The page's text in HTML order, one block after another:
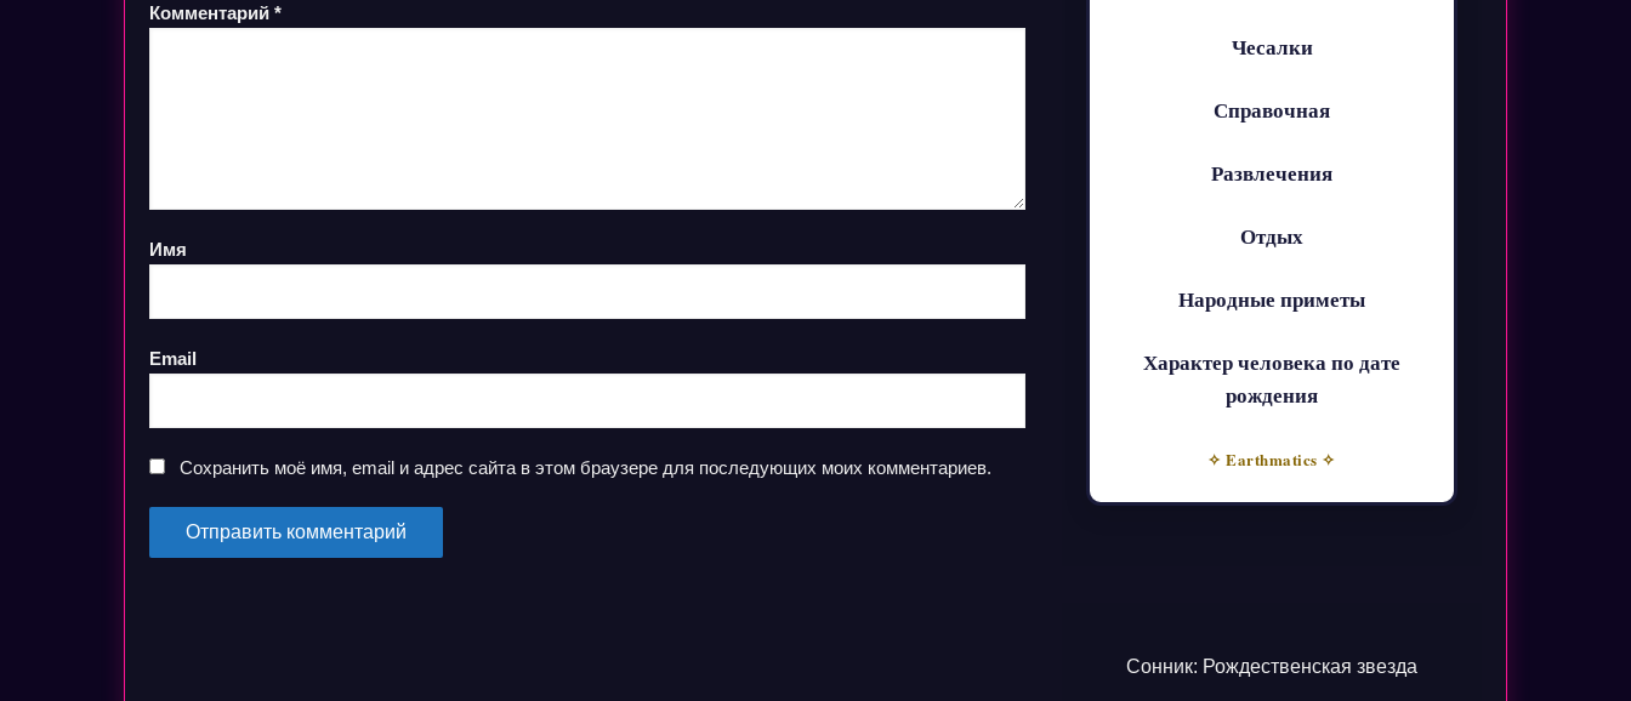
Комментарий *
Имя
Email
Сохранить моё имя, email и адрес сайта в этом браузере для последующих моих комментариев.
Чесалки
Справочная
Развлечения
Отдых
Народные приметы
Характер человека по дате
рождения
✧ Earthmatics ✧
Сонник: Рождественская звезда